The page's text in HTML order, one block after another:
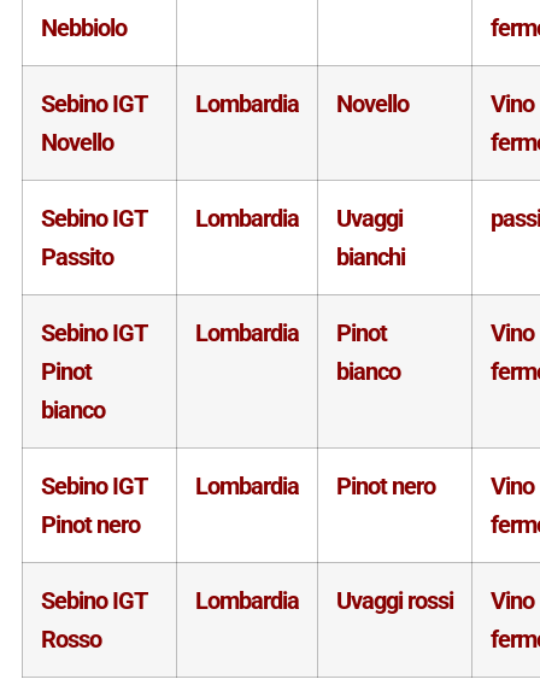
Nebbiolo
Sebino IGT
Novello
Lombardia Novello
Vino
Sebino IGT
Passito
Lombardia
Uvaggi
bianchi
Sebino IGT
Pinot
bianco
Lombardia
Pinot
bianco
Vino
Sebino IGT
Pinot nero
Lombardia Pinot nero
Vino
Sebino IGT
Rosso
Lombardia Uvaggi rossi
Vino